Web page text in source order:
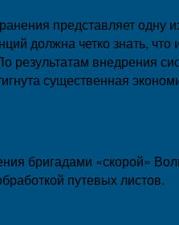
представляет одну
должна четко знать,
внедрения
существенная
бригадами «скорой»
путевых листов.